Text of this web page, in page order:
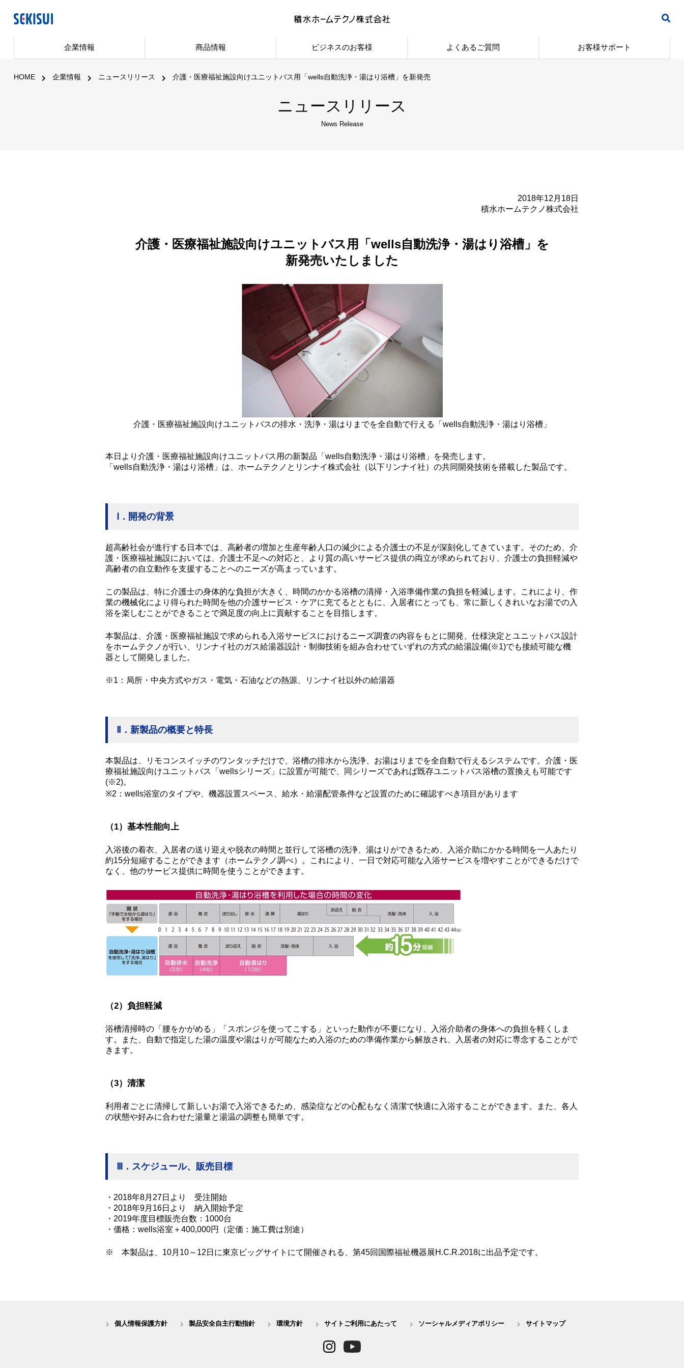
企業情報 商品情報 ビジネスのお客様 よくあるご質問 お客様サポート
HOME 企業情報 ニュースリリース 介護・医療福祉施設向けユニットバス用「wells自動洗浄・湯はり浴槽」を新発売
ニュースリリース
News Release
2018年12月18日
積水ホームテクノ株式会社
介護・医療福祉施設向けユニットバス用「wells自動洗浄・湯はり浴槽」を
新発売いたしました
介護・医療福祉施設向けユニットバスの排水・洗浄・湯はりまでを全自動で行える「wells自動洗浄・湯はり浴槽」
本日より介護・医療福祉施設向けユニットバス用の新製品「wells自動洗浄・湯はり浴槽」を発売します。
「wells自動洗浄・湯はり浴槽」は、ホームテクノとリンナイ株式会社（以下リンナイ社）の共同開発技術を搭載した製品です。
Ⅰ．開発の背景
超高齢社会が進行する日本では、高齢者の増加と生産年齢人口の減少による介護士の不足が深刻化してきています。そのため、介
護・医療福祉施設においては、介護士不足への対応と、より質の高いサービス提供の両立が求められており、介護士の負担軽減や
高齢者の自立動作を支援することへのニーズが高まっています。
この製品は、特に介護士の身体的な負担が大きく、時間のかかる浴槽の清掃・入浴準備作業の負担を軽減します。これにより、作
業の機械化により得られた時間を他の介護サービス・ケアに充てるとともに、入居者にとっても、常に新しくきれいなお湯での入
浴を楽しむことができることで満足度の向上に貢献することを目指します。
本製品は、介護・医療福祉施設で求められる入浴サービスにおけるニーズ調査の内容をもとに開発、仕様決定とユニットバス設計
をホームテクノが行い、リンナイ社のガス給湯器設計・制御技術を組み合わせていずれの方式の給湯設備(※1)でも接続可能な機
器として開発しました。
※1：局所・中央方式やガス・電気・石油などの熱源、リンナイ社以外の給湯器
Ⅱ．新製品の概要と特長
本製品は、リモコンスイッチのワンタッチだけで、浴槽の排水から洗浄、お湯はりまでを全自動で行えるシステムです。介護・医
療福祉施設向けユニットバス「wellsシリーズ」に設置が可能で、同シリーズであれば既存ユニットバス浴槽の置換えも可能です
(※2)。
※2：wells浴室のタイプや、機器設置スペース、給水・給湯配管条件など設置のために確認すべき項目があります
（1）基本性能向上
入浴後の着衣、入居者の送り迎えや脱衣の時間と並行して浴槽の洗浄、湯はりができるため、入浴介助にかかる時間を一人あたり
約15分短縮することができます（ホームテクノ調べ）。これにより、一日で対応可能な入浴サービスを増やすことができるだけで
なく、他のサービス提供に時間を使うことができます。
（2）負担軽減
浴槽清掃時の「腰をかがめる」「スポンジを使ってこする」といった動作が不要になり、入浴介助者の身体への負担を軽くしま
す。また、自動で指定した湯の温度や湯はりが可能なため入浴のための準備作業から解放され、入居者の対応に専念することがで
きます。
（3）清潔
利用者ごとに清掃して新しいお湯で入浴できるため、感染症などの心配もなく清潔で快適に入浴することができます。また、各人
の状態や好みに合わせた湯量と湯温の調整も簡単です。
Ⅲ．スケジュール、販売目標
・2018年8月27日より 受注開始
・2018年9月16日より 納入開始予定
・2019年度目標販売台数：1000台
・価格：wells浴室＋400,000円（定価：施工費は別途）
※ 本製品は、10月10～12日に東京ビッグサイトにて開催される、第45回国際福祉機器展H.C.R.2018に出品予定です。
個人情報保護方針 製品安全自主行動指針 環境方針 サイトご利用にあたって ソーシャルメディアポリシー サイトマップ